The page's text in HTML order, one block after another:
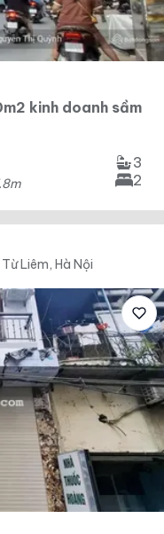
kinh doanh sầm
3
2
Liêm, Hà Nội